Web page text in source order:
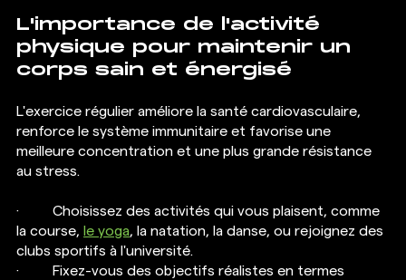
L'importance de l'activité
physique pour maintenir un
corps sain et énergisé
L'exercice régulier améliore la santé cardiovasculaire,
renforce le système immunitaire et favorise une
meilleure concentration et une plus grande résistance
au stress.
·  	Choisissez des activités qui vous plaisent, comme
la course, le yoga, la natation, la danse, ou rejoignez des
clubs sportifs à l'université.
·  	Fixez-vous des objectifs réalistes en termes